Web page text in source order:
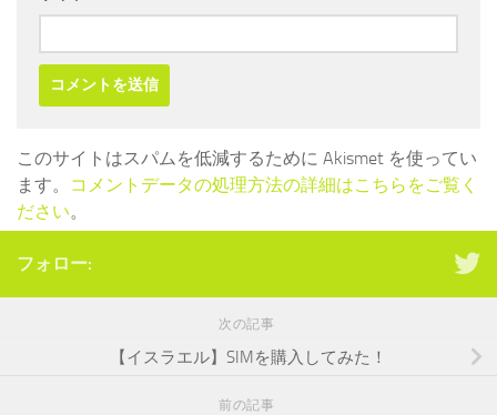
このサイトはスパムを低減するために Akismet を使ってい
ます。
コメントデータの処理方法の詳細はこちらをご覧く
ださい。
フォロー:
次の記事
【イスラエル】SIMを購入してみた！
前の記事